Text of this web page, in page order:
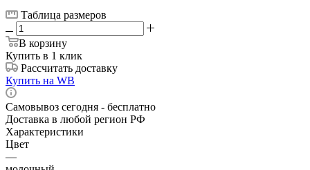
Таблица размеров
В корзину
Купить в 1 клик
Рассчитать доставку
Купить на WB
Самовывоз сегодня - бесплатно
Доставка в любой регион РФ
Характеристики
Цвет
—